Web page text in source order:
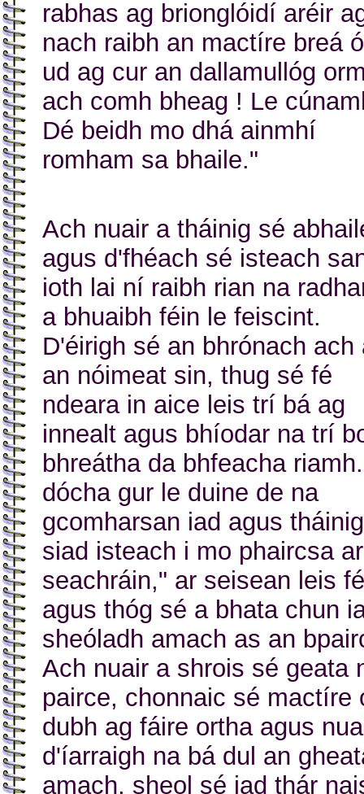
rabhas ag brionglóidí aréir
nach raibh an mactíre breá
ud ag cur an dallamullóg
ach comh bheag ! Le
Dé beidh mo dhá ainmhí
romham sa bhaile."
Ach nuair a tháinig sé
agus d'fhéach sé isteach
ioth lai ní raibh rian na
a bhuaibh féin le feiscint.
D'éirigh sé an bhrónach ach
an nóimeat sin, thug sé fé
ndeara in aice leis trí bá ag
innealt agus bhíodar na trí
bhreátha da bhfeacha
dócha gur le duine de na
gcomharsan iad agus tháinig
siad isteach i mo phaircsa ar
seachráin," ar seisean leis
agus thóg sé a bhata chun
sheóladh amach as an
Ach nuair a shrois sé geata
pairce, chonnaic sé mactíre
dubh ag fáire ortha agus
d'íarraigh na bá dul an
amach, sheol sé iad thár